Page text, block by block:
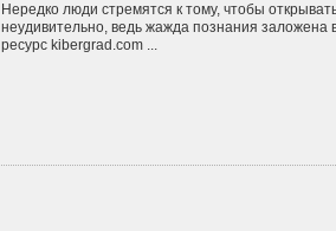
Нередко люди стремятся к тому, чтобы
неудивительно, ведь жажда познания заложена
ресурс kibergrad.com ...